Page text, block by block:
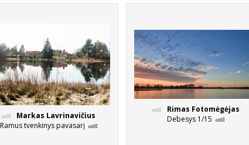
Markas Lavrinavičius
Ramus tvenkinys pavasarį
Rimas Fotomėgėjas
Debesys 1/15